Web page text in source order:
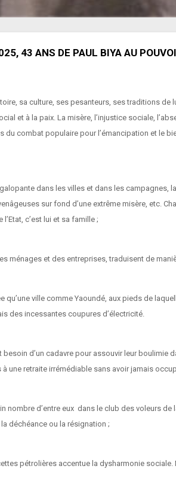
43 ANS DE PAUL BIYA AU
sa culture, ses pesanteurs, ses traditions
et à la paix. La misère, l’injustice sociale,
combat populaire pour l’émancipation et le
dans les villes et dans les
sur fond d’une extrême misère, etc.
l’Etat, c’est lui et sa famille ;
ménages et des entreprises, traduisent de
ville comme Yaoundé, aux pieds de
des incessantes coupures d’électricité.
besoin d’un cadavre pour assouvir leur boulimie
une retraite irrémédiable sans avoir jamais
d’entre eux dans le club des voleurs
déchéance ou la résignation ;
pétrolières accentue la dysharmonie